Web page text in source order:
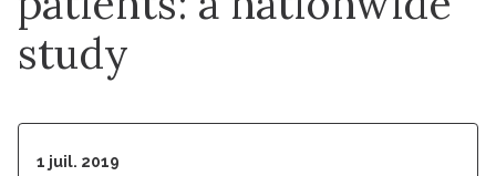
study
1 juil. 2019